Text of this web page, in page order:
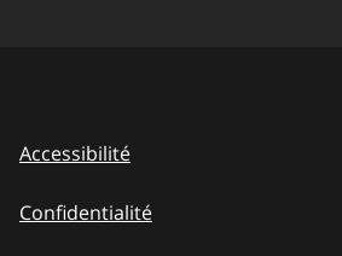
Accessibilité
Confidentialité